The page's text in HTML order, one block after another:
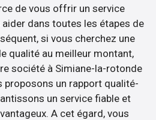
de vous offrir un service
dans toutes les étapes de
si vous cherchez une
qualité au meilleur montant,
société à Simiane-la-rotonde
proposons un rapport qualité-
un service fiable et
A cet égard, vous